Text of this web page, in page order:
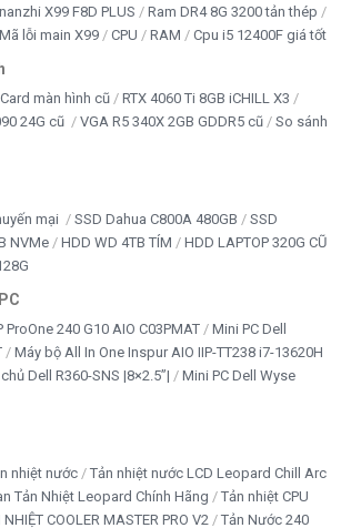
- LẠ
M2
hãng
CÀY
- HEADPHONE
X99 F8D PLUS
Ram DR4 8G 3200 tản thép
Mã lỗi main X99 CPU RAM Cpu i5 12400F giá tốt
Card màn hình cũ
RTX 4060 Ti 8GB iCHILL X3
24G cũ VGA R5 340X 2GB GDDR5 cũ
So sánh
mại SSD Dahua C800A 480GB
SSD
NVMe
HDD WD 4TB TÍM
HDD LAPTOP 320G CŨ
ProOne 240 G10 AIO C03PMAT
Mini PC Dell
Máy bộ All In One Inspur AIO IIP-TT238 i7-13620H
Dell R360-SNS |8×2.5”|
Mini PC Dell Wyse
nhiệt nước
Tản nhiệt nước LCD Leopard Chill Arc
Tản Nhiệt Leopard Chính Hãng
Tản nhiệt CPU
NHIỆT COOLER MASTER PRO V2 Tản Nước 240